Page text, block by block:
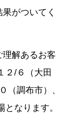
がついてく
理解あるお客
２/６（大田
（調布市）、
なります。